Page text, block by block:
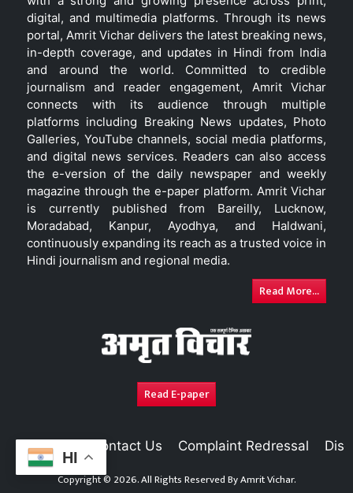
HI
digital, and multimedia platforms. Through its news
portal, Amrit Vichar delivers the latest breaking news,
in-depth coverage, and updates in Hindi from India
and around the world. Committed to credible
journalism and reader engagement, Amrit Vichar
connects with its audience through multiple
platforms including Breaking News updates, Photo
Galleries, YouTube channels, social media platforms,
and digital news services. Readers can also access
the e-version of the daily newspaper and weekly
magazine through the e-paper platform. Amrit Vichar
is currently published from Bareilly, Lucknow,
Moradabad, Kanpur, Ayodhya, and Haldwani,
continuously expanding its reach as a trusted voice in
Hindi journalism and regional media.
Read More...
Read E-paper
About Us Contact Us Complaint Redressal
Copyright © 2026. All Rights Reserved ByAmrit Vichar.